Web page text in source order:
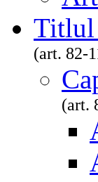
Titlul
(art. 82-
(art.